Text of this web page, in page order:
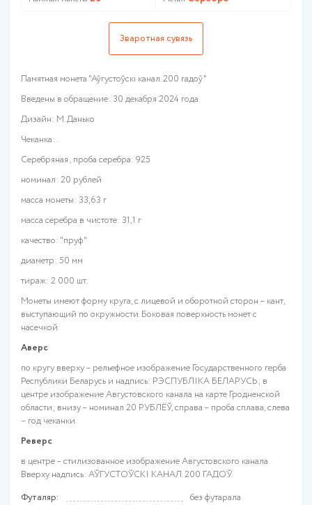
Зваротная сувязь
Памятная монета "Аўгустоўскі канал. 200 гадоў"
Введены в обращение: 30 декабря 2024 года
Дизайн: М. Данько
Чеканка: .
Серебряная , проба серебра: 925
номинал: 20 рублей
масса монеты: 33,63 г
масса серебра в чистоте: 31,1 г
качество: "пруф"
диаметр: 50 мм
тираж: 2 000 шт.
Монеты имеют форму круга, с лицевой и оборотной сторон – кант,
выступающий по окружности. Боковая поверхность монет с
насечкой.
Аверс
по кругу вверху – рельефное изображение Государственного герба
Республики Беларусь и надпись: РЭСПУБЛІКА БЕЛАРУСЬ; в
центре изображение Августовского канала на карте Гродненской
области; внизу – номинал 20 РУБЛЁЎ, справа – проба сплава, слева
– год чеканки.
Реверс
в центре – стилизованное изображение Августовского канала.
Вверху надпись: АЎГУСТОЎСКІ КАНАЛ. 200 ГАДОЎ.
Футаляр:
без футарала